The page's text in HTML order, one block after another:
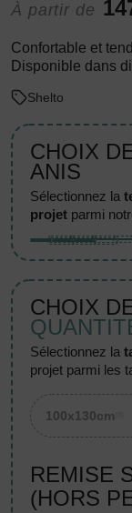
À partir de
Confortable et
Disponible dans
Shelto
CHOIX
ANIS
sélectionnez la
projet parmi
CHOIX
sélectionnez la
projet parmi les
100x130cm
REMISE
(HORS